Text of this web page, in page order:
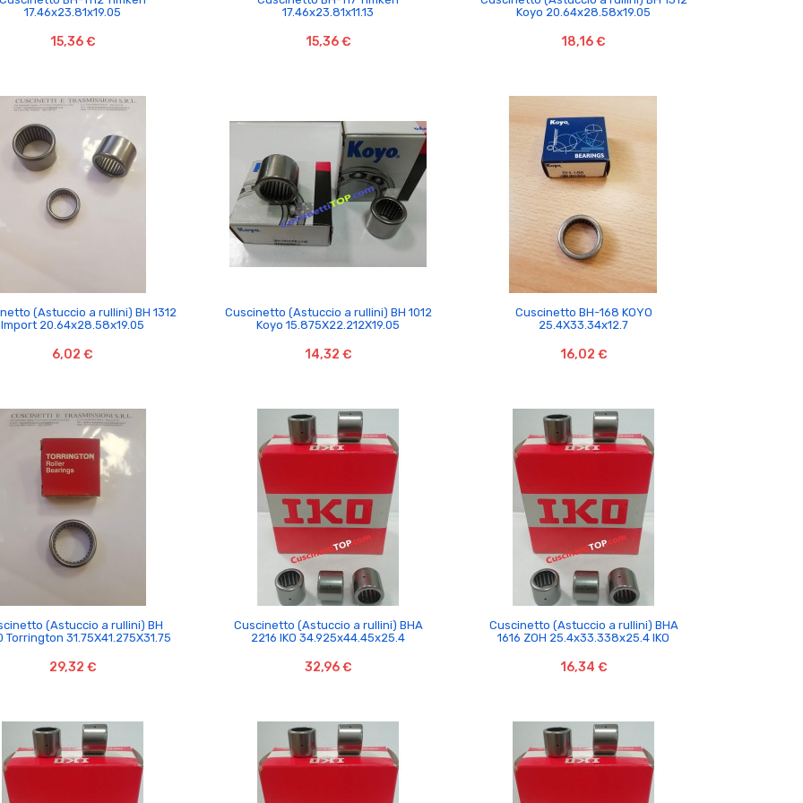
17.46x23.81x19.05
15,36 €
17.46x23.81x11.13
15,36 €
Koyo 20.64x28.58x19.05
18,16 €

(Astuccio a rullini) BH 1312
Import 20.64x28.58x19.05
6,02 €

Cuscinetto (Astuccio a rullini) BH 1012
Koyo 15.875X22.212X19.05
14,32 €

Cuscinetto BH-168 KOYO
25.4X33.34x12.7
16,02 €

(Astuccio a rullini) BH
Torrington 31.75X41.275X31.75
29,32 €

Cuscinetto (Astuccio a rullini) BHA
2216 IKO 34.925x44.45x25.4
32,96 €

Cuscinetto (Astuccio a rullini) BHA
1616 ZOH 25.4x33.338x25.4 IKO
16,34 €